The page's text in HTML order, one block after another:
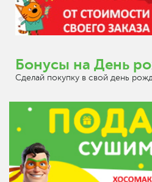
Бонусы на День
Сделай покупку в свой день